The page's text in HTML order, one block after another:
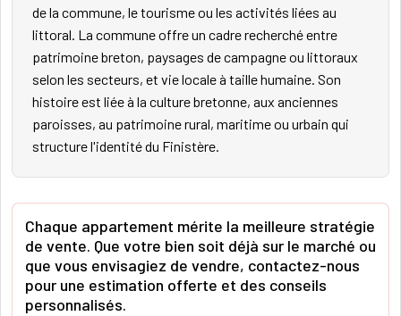
de la commune, le tourisme ou les activités liées au
littoral. La commune offre un cadre recherché entre
patrimoine breton, paysages de campagne ou littoraux
selon les secteurs, et vie locale à taille humaine. Son
histoire est liée à la culture bretonne, aux anciennes
paroisses, au patrimoine rural, maritime ou urbain qui
structure l'identité du Finistère.
Chaque appartement mérite la meilleure stratégie
de vente. Que votre bien soit déjà sur le marché ou
que vous envisagiez de vendre, contactez-nous
pour une estimation offerte et des conseils
personnalisés.